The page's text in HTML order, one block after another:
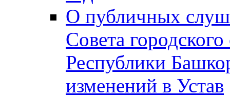
О публичных
Совета
Республики
изменений в Устав